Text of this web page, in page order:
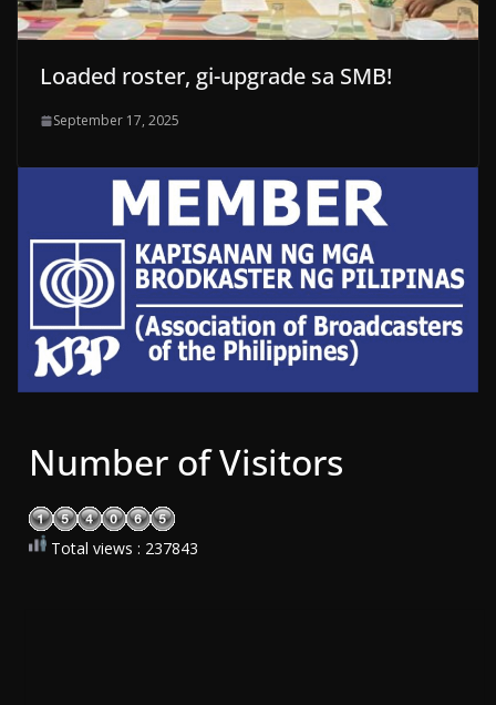
Loaded roster, gi-upgrade sa SMB!
September 17, 2025
Number of Visitors
Total views : 237843